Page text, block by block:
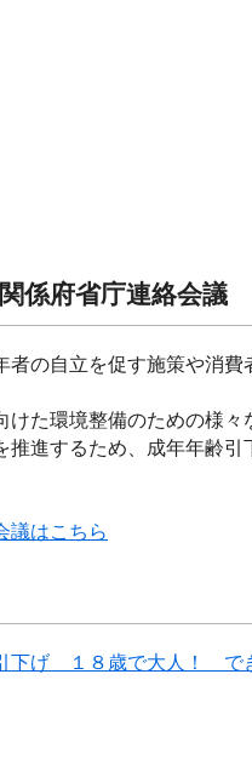
係府省庁連絡会議
の自立を促す施策や消
た環境整備のための様
進するため、成年年齢
議はこちら
げ １８歳で大人！ で